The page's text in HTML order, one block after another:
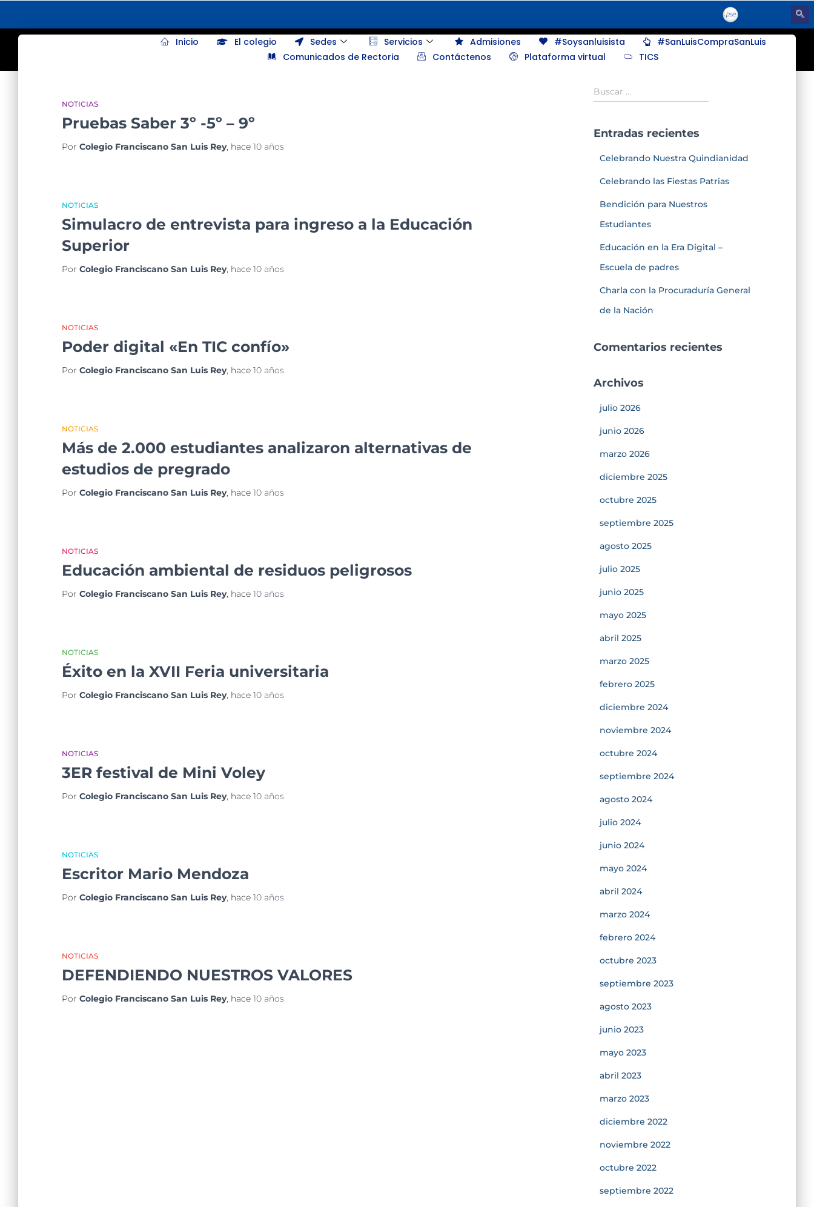
Inicio El colegio Sedes Servicios Admisiones #Soysanluisista
#SanLuisCompraSanLuis
Comunicados de Rectoria
Contáctenos Plataforma virtual TICS
NOTICIAS
Pruebas Saber 3º -5º – 9º
Por Colegio Franciscano San Luis Rey, hace 10 años
NOTICIAS
Simulacro de entrevista para ingreso a la Educación
Superior
Por Colegio Franciscano San Luis Rey, hace 10 años
NOTICIAS
Poder digital «En TIC confío»
Por Colegio Franciscano San Luis Rey, hace 10 años
NOTICIAS
Más de 2.000 estudiantes analizaron alternativas de
estudios de pregrado
Por Colegio Franciscano San Luis Rey, hace 10 años
NOTICIAS
Educación ambiental de residuos peligrosos
Por Colegio Franciscano San Luis Rey, hace 10 años
NOTICIAS
Éxito en la XVII Feria universitaria
Por Colegio Franciscano San Luis Rey, hace 10 años
NOTICIAS
3ER festival de Mini Voley
Por Colegio Franciscano San Luis Rey, hace 10 años
NOTICIAS
Escritor Mario Mendoza
Por Colegio Franciscano San Luis Rey, hace 10 años
NOTICIAS
DEFENDIENDO NUESTROS VALORES
Por Colegio Franciscano San Luis Rey, hace 10 años
Buscar …
Entradas recientes
Celebrando Nuestra Quindianidad
Celebrando las Fiestas Patrias
Bendición para Nuestros
Estudiantes
Educación en la Era Digital –
Escuela de padres
Charla con la Procuraduría General
de la Nación
Comentarios recientes
Archivos
julio 2026
junio 2026
marzo 2026
diciembre 2025
octubre 2025
septiembre 2025
agosto 2025
julio 2025
junio 2025
mayo 2025
abril 2025
marzo 2025
febrero 2025
diciembre 2024
noviembre 2024
octubre 2024
septiembre 2024
agosto 2024
julio 2024
junio 2024
mayo 2024
abril 2024
marzo 2024
febrero 2024
octubre 2023
septiembre 2023
agosto 2023
junio 2023
mayo 2023
abril 2023
marzo 2023
diciembre 2022
noviembre 2022
octubre 2022
septiembre 2022